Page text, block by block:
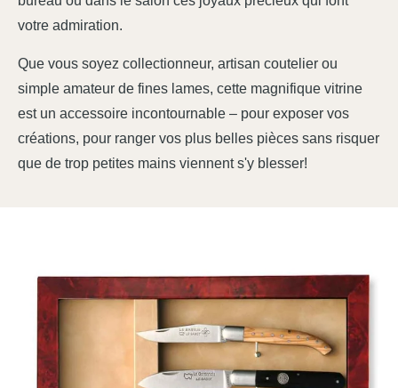
votre admiration.
Que vous soyez collectionneur, artisan coutelier ou
simple amateur de fines lames, cette magnifique vitrine
est un accessoire incontournable – pour exposer vos
créations, pour ranger vos plus belles pièces sans risquer
que de trop petites mains viennent s'y blesser!